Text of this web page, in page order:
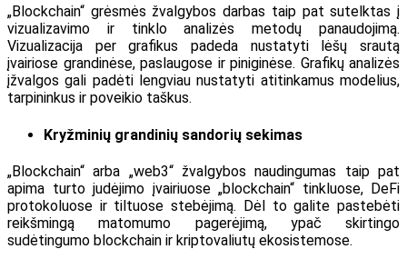
„Blockchain“ grėsmės žvalgybos darbas taip pat sutelktas į
vizualizavimo ir tinklo analizės metodų panaudojimą.
Vizualizacija per grafikus padeda nustatyti lėšų srautą
įvairiose grandinėse, paslaugose ir piniginėse. Grafikų analizės
įžvalgos gali padėti lengviau nustatyti atitinkamus modelius,
tarpininkus ir poveikio taškus.
Kryžminių grandinių sandorių sekimas
„Blockchain“ arba „web3“ žvalgybos naudingumas taip pat
apima turto judėjimo įvairiuose „blockchain“ tinkluose, DeFi
protokoluose ir tiltuose stebėjimą. Dėl to galite pastebėti
reikšmingą matomumo pagerėjimą, ypač skirtingo
sudėtingumo blockchain ir kriptovaliutų ekosistemose.